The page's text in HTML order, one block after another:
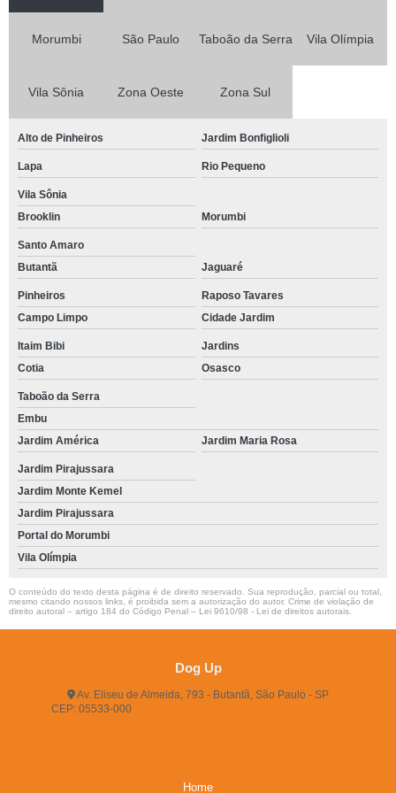
Morumbi São Paulo Taboão da Serra Vila Olímpia
Vila Sônia Zona Oeste Zona Sul
Alto de Pinheiros Jardim Bonfiglioli
Lapa Rio Pequeno
Vila Sônia
Brooklin
Morumbi
Santo Amaro
Butantã
Jaguaré
Pinheiros
Raposo Tavares
Campo Limpo
Cidade Jardim
Itaim Bibi
Jardins
Cotia
Osasco
Taboão da Serra
Embu
Jardim América
Jardim Maria Rosa
Jardim Pirajussara
Jardim Monte Kemel
Jardim Pirajussara
Portal do Morumbi
Vila Olímpia
O conteúdo do texto desta página é de direito reservado. Sua reprodução, parcial ou total,
mesmo citando nossos links, é proibida sem a autorização do autor. Crime de violação de
direito autoral – artigo 184 do Código Penal – Lei 9610/98 - Lei de direitos autorais.
Dog Up
Av. Eliseu de Almeida, 793 - Butantã, São Paulo - SP
CEP: 05533-000
Home